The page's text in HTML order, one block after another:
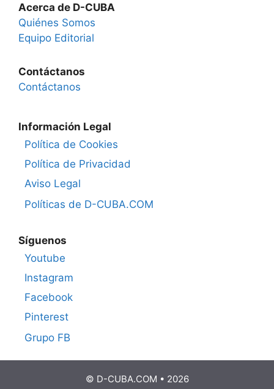
Acerca de D-CUBA
Quiénes Somos
Equipo Editorial
Contáctanos
Contáctanos
Información Legal
Política de Cookies
Política de Privacidad
Aviso Legal
Políticas de D-CUBA.COM
Síguenos
Youtube
Instagram
Facebook
Pinterest
Grupo FB
© D-CUBA.COM • 2026